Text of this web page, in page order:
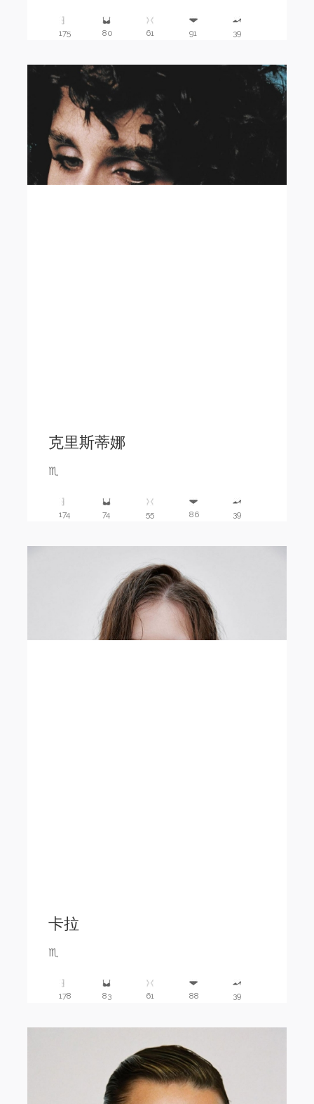
175 80 61 91 39
克里斯蒂娜
♏️
174 74 55 86 39
卡拉
♏️
178 83 61 88 39